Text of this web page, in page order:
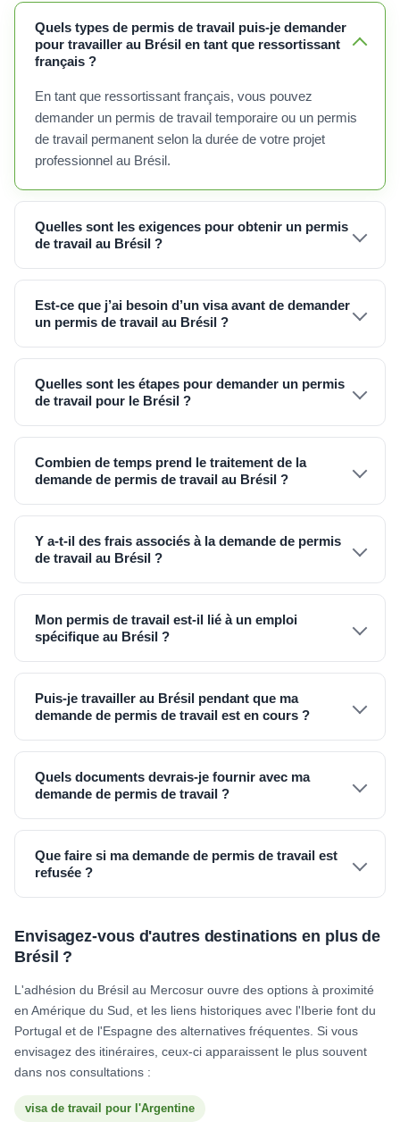
Quels types de permis de travail puis-je demander
pour travailler au Brésil en tant que ressortissant
français ?
En tant que ressortissant français, vous pouvez
demander un permis de travail temporaire ou un permis
de travail permanent selon la durée de votre projet
professionnel au Brésil.
Quelles sont les exigences pour obtenir un permis
de travail au Brésil ?
Est-ce que j’ai besoin d’un visa avant de demander
un permis de travail au Brésil ?
Quelles sont les étapes pour demander un permis
de travail pour le Brésil ?
Combien de temps prend le traitement de la
demande de permis de travail au Brésil ?
Y a-t-il des frais associés à la demande de permis
de travail au Brésil ?
Mon permis de travail est-il lié à un emploi
spécifique au Brésil ?
Puis-je travailler au Brésil pendant que ma
demande de permis de travail est en cours ?
Quels documents devrais-je fournir avec ma
demande de permis de travail ?
Que faire si ma demande de permis de travail est
refusée ?
Envisagez-vous d'autres destinations en plus de
Brésil ?
L'adhésion du Brésil au Mercosur ouvre des options à proximité
en Amérique du Sud, et les liens historiques avec l'Iberie font du
Portugal et de l'Espagne des alternatives fréquentes. Si vous
envisagez des itinéraires, ceux-ci apparaissent le plus souvent
dans nos consultations :
visa de travail pour l'Argentine